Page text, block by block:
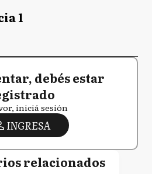
1
debés estar
iniciá sesión
INGRESA
relacionados